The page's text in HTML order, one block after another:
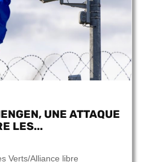
UNE ATTAQUE
LES...
Verts/Alliance libre